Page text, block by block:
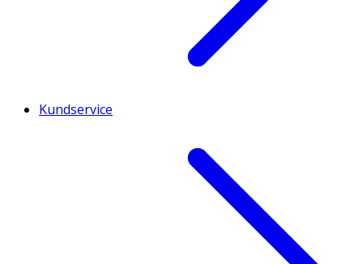
Kundservice